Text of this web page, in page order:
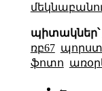
պիտակներ՝
ռբ67 պորստ
ֆոտո
←